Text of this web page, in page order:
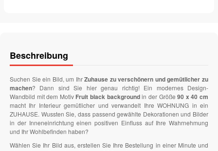
Beschreibung
Suchen Sie ein Bild, um IhrZuhause zu verschönern und gemütlicher zu
machen? Dann sind Sie hier genau richtig! Ein modernes Design-
Wandbild mit dem Motiv Fruit black backgroundin der Größe90 x 40 cm
macht Ihr Interieur gemütlicher und verwandelt Ihre WOHNUNG in ein
ZUHAUSE. Wussten Sie, dass passend gewählte Dekorationen und Bilder
in der Inneneinrichtung einen positiven Einfluss auf Ihre Wahrnehmung
und Ihr Wohlbefinden haben?
Wählen Sie Ihr Bild aus, erstellen Sie Ihre Bestellung in einer Minute und